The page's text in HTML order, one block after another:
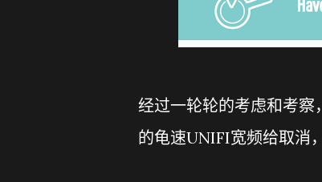
经过一轮轮的考虑和考
的龟速UNIFI宽频给取消